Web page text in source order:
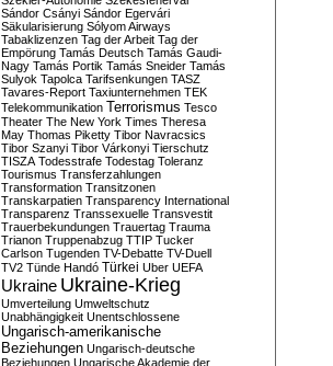
Sándor Csányi Sándor Egervári
Säkularisierung Sólyom Airways
Tabaklizenzen Tag der Arbeit Tag der
Empörung Tamás Deutsch Tamás Gaudi-
Nagy Tamás Portik Tamás Sneider Tamás
Sulyok Tapolca Tarifsenkungen TASZ
Tavares-Report Taxiunternehmen TEK
Telekommunikation Terrorismus Tesco
Theater The New York Times Theresa
May Thomas Piketty Tibor Navracsics
Tibor Szanyi Tibor Várkonyi Tierschutz
TISZA Todesstrafe Todestag Toleranz
Tourismus Transferzahlungen
Transformation Transitzonen
Transkarpatien Transparency International
Transparenz Transsexuelle Transvestit
Trauerbekundungen Trauertag Trauma
Trianon Truppenabzug TTIP Tucker
Carlson Tugenden TV-Debatte TV-Duell
TV2 Tünde Handó Türkei Uber UEFA
Ukraine Ukraine-Krieg
Umverteilung Umweltschutz
Unabhängigkeit Unentschlossene
Ungarisch-amerikanische
Beziehungen Ungarisch-deutsche
Beziehungen Ungarische Akademie der